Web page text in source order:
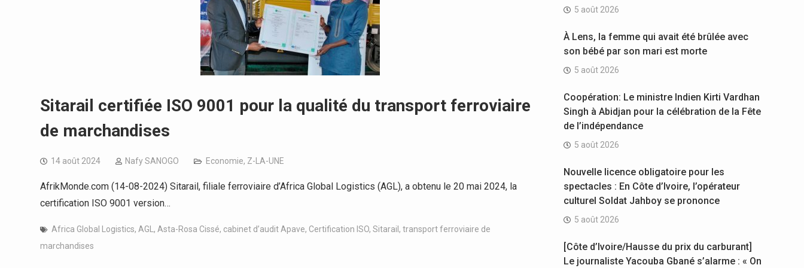
Sitarail certifiée ISO 9001 pour la qualité du transport ferroviaire
de marchandises
14 août 2024 Nafy SANOGO Economie, Z-LA-UNE
AfrikMonde.com (14-08-2024) Sitarail, filiale ferroviaire d’Africa Global Logistics (AGL), a obtenu le 20 mai 2024, la
certification ISO 9001 version…
Africa Global Logistics, AGL , Asta-Rosa Cissé, cabinet d’audit Apave, Certification ISO, Sitarail , transport ferroviaire de
marchandises
5 août 2026
À Lens, la femme qui avait été brûlée avec
son bébé par son mari est morte
5 août 2026
Coopération: Le ministre Indien Kirti Vardhan
Singh à Abidjan pour la célébration de la Fête
de l’indépendance
5 août 2026
Nouvelle licence obligatoire pour les
spectacles : En Côte d’Ivoire, l’opérateur
culturel Soldat Jahboy se prononce
5 août 2026
[Côte d’Ivoire/Hausse du prix du carburant]
Le journaliste Yacouba Gbané s’alarme : « On